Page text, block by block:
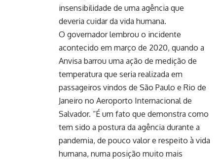
insensibilidade de uma agência que
deveria cuidar da vida humana.
O governador lembrou o incidente
acontecido em março de 2020, quando a
Anvisa barrou uma ação de medição de
temperatura que seria realizada em
passageiros vindos de São Paulo e Rio de
Janeiro no Aeroporto Internacional de
Salvador. “É um fato que demonstra como
tem sido a postura da agência durante a
pandemia, de pouco valor e respeito à vida
humana, numa posição muito mais